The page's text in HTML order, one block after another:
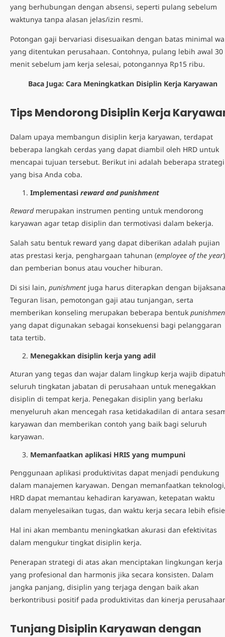
yang berhubungan dengan absensi, seperti pulang sebelum
waktunya tanpa alasan jelas/izin resmi.
Potongan gaji bervariasi disesuaikan dengan batas minimal
yang ditentukan perusahaan. Contohnya, pulang lebih awal 30
menit sebelum jam kerja selesai, potongannya Rp15 ribu.
Baca Juga: Cara Meningkatkan Disiplin Kerja Karyawan
Tips Mendorong Disiplin Kerja
Dalam upaya membangun disiplin kerja karyawan, terdapat
beberapa langkah cerdas yang dapat diambil oleh HRD untuk
mencapai tujuan tersebut. Berikut ini adalah beberapa strategi
yang bisa Anda coba.
Implementasi reward and punishment
Rewardmerupakan instrumen penting untuk mendorong
karyawan agar tetap disiplin dan termotivasi dalam bekerja.
Salah satu bentuk reward yang dapat diberikan adalah pujian
atas prestasi kerja, penghargaan tahunan (employee of the year
dan pemberian bonus atau voucher hiburan.
Di sisi lain, punishment juga harus diterapkan dengan
Teguran lisan, pemotongan gaji atau tunjangan, serta
memberikan konseling merupakan beberapa bentuk
yang dapat digunakan sebagai konsekuensi bagi pelanggaran
tata tertib.
Menegakkan disiplin kerja yang adil
Aturan yang tegas dan wajar dalam lingkup kerja wajib
seluruh tingkatan jabatan di perusahaan untuk menegakkan
disiplin di tempat kerja. Penegakan disiplin yang berlaku
menyeluruh akan mencegah rasa ketidakadilan di antara
karyawan dan memberikan contoh yang baik bagi seluruh
karyawan.
Memanfaatkan aplikasi HRIS yang mumpuni
Penggunaan aplikasi produktivitas dapat menjadi pendukung
dalam manajemen karyawan. Dengan memanfaatkan
HRD dapat memantau kehadiran karyawan, ketepatan waktu
dalam menyelesaikan tugas, dan waktu kerja secara lebih
Hal ini akan membantu meningkatkan akurasi dan efektivitas
dalam mengukur tingkat disiplin kerja.
Penerapan strategi di atas akan menciptakan lingkungan kerja
yang profesional dan harmonis jika secara konsisten. Dalam
jangka panjang, disiplin yang terjaga dengan baik akan
berkontribusi positif pada produktivitas dan kinerja
Tunjang Disiplin Karyawan dengan